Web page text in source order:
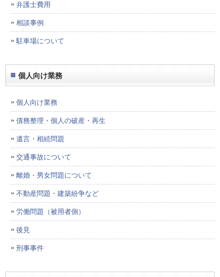
弁護士費用
相談事例
駐車場について
個人向け業務
個人向け業務
債務整理・個人の破産・再生
遺言・相続問題
交通事故について
離婚・男女問題について
不動産問題・建築紛争など
労働問題（被用者側）
後見
刑事事件